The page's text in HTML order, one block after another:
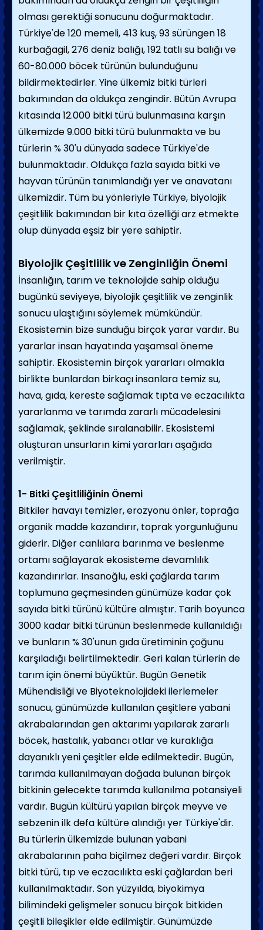
olması gerektiği sonucunu doğurmaktadır.
Türkiye'de 120 memeli, 413 kuş, 93 sürüngen 18
kurbağagil, 276 deniz balığı, 192 tatlı su balığı ve
60-80.000 böcek türünün bulunduğunu
bildirmektedirler. Yine ülkemiz bitki türleri
bakımından da oldukça zengindir. Bütün Avrupa
kıtasında 12.000 bitki türü bulunmasına karşın
ülkemizde 9.000 bitki türü bulunmakta ve bu
türlerin % 30'u dünyada sadece Türkiye'de
bulunmaktadır. Oldukça fazla sayıda bitki ve
hayvan türünün tanımlandığı yer ve anavatanı
ülkemizdir. Tüm bu yönleriyle Türkiye, biyolojik
çeşitlilik bakımından bir kıta özelliği arz etmekte
olup dünyada eşsiz bir yere sahiptir.
Biyolojik Çeşitlilik ve Zenginliğin Önemi
İnsanlığın, tarım ve teknolojide sahip olduğu
bugünkü seviyeye, biyolojik çeşitlilik ve zenginlik
sonucu ulaştığını söylemek mümkündür.
Ekosistemin bize sunduğu birçok yarar vardır. Bu
yararlar insan hayatında yaşamsal öneme
sahiptir. Ekosistemin birçok yararları olmakla
birlikte bunlardan birkaçı insanlara temiz su,
hava, gıda, kereste sağlamak tıpta ve eczacılıkta
yararlanma ve tarımda zararlı mücadelesini
sağlamak, şeklinde sıralanabilir. Ekosistemi
oluşturan unsurların kimi yararları aşağıda
verilmiştir.
1- Bitki Çeşitliliğinin Önemi
Bitkiler havayı temizler, erozyonu önler, toprağa
organik madde kazandırır, toprak yorgunluğunu
giderir. Diğer canlılara barınma ve beslenme
ortamı sağlayarak ekosisteme devamlılık
kazandırırlar. Insanoğlu, eski çağlarda tarım
toplumuna geçmesinden günümüze kadar çok
sayıda bitki türünü kültüre almıştır. Tarih boyunca
3000 kadar bitki türünün beslenmede kullanıldığı
ve bunların % 30'unun gıda üretiminin çoğunu
karşıladığı belirtilmektedir. Geri kalan türlerin de
tarım için önemi büyüktür. Bugün Genetik
Mühendisliği ve Biyoteknolojideki ilerlemeler
sonucu, günümüzde kullanılan çeşitlere yabani
akrabalarından gen aktarımı yapılarak zararlı
böcek, hastalık, yabancı otlar ve kuraklığa
dayanıklı yeni çeşitler elde edilmektedir. Bugün,
tarımda kullanılmayan doğada bulunan birçok
bitkinin gelecekte tarımda kullanılma potansiyeli
vardır. Bugün kültürü yapılan birçok meyve ve
sebzenin ilk defa kültüre alındığı yer Türkiye'dir.
Bu türlerin ülkemizde bulunan yabani
akrabalarının paha biçilmez değeri vardır. Birçok
bitki türü, tıp ve eczacılıkta eski çağlardan beri
kullanılmaktadır. Son yüzyılda, biyokimya
bilimindeki gelişmeler sonucu birçok bitkiden
çeşitli bileşikler elde edilmiştir. Günümüzde